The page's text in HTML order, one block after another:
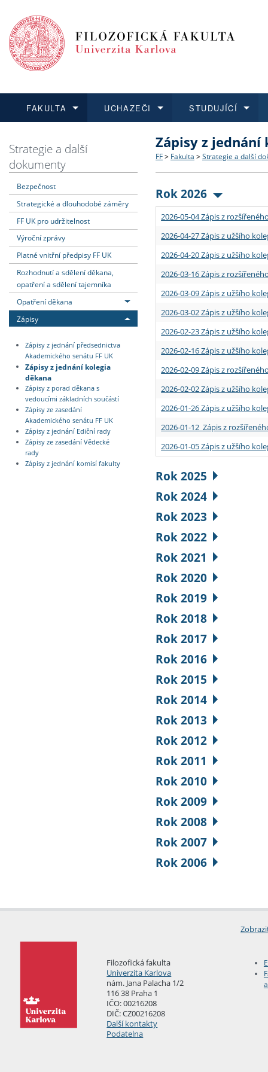
FAKULTA
Dozvědět se více
Struktura a historie
Strategie a další
Podpora a benefity pro
Absolventi fakulty
UCHAZEČI
Podat přihlášku
Co studovat a jak se
Učitelské studijní
Informace k průběhu
STUDUJÍCÍ
Dozvědět se více
Bakalářské a magisterské
Doktorské studium
Rigorózní řízení
Dozvědět se více
O vědě a výzkumu na FF
Akademické kvalifikace
Granty a projekty
Dozvědět se více
Aktuální nabídky a
Vyjíždějící studenti
Přijíždějící studenti
Vyjíždějící zaměstnanci
Strategie a další
dokumenty
Bezpečnost
Strategické a dlouhodobé záměry
FF UK pro udržitelnost
Výroční zprávy
Platné vnitřní předpisy FF UK
Rozhodnutí a sdělení děkana,
opatření a sdělení tajemníka
Opatření děkana
Zápisy
Zápisy z jednání předsednictva
Akademického senátu FF UK
Zápisy z jednání kolegia
děkana
Zápisy z porad děkana s
vedoucími základních součástí
Zápisy ze zasedání
Akademického senátu FF UK
Zápisy z jednání Ediční rady
Zápisy ze zasedání Vědecké
rady
Zápisy z jednání komisí fakulty
Zápisy z jednání
FF > Fakulta > Strategie a další
Rok 2026
2026-05-04 Zápis z
2026-04-27 Zápis z užšího
2026-04-20 Zápis z užšího
2026-03-16 Zápis z
2026-03-09 Zápis z užšího
2026-03-02 Zápis z užšího
2026-02-23 Zápis z užšího
2026-02-16 Zápis z užšího
2026-02-09 Zápis z
2026-02-02 Zápis z užšího
2026-01-26 Zápis z užšího
2026-01-12 Zápis z
2026-01-05 Zápis z užšího
Rok 2025
Rok 2024
Rok 2023
Rok 2022
Rok 2021
Rok 2020
Rok 2019
Rok 2018
Rok 2017
Rok 2016
Rok 2015
Rok 2014
Rok 2013
Rok 2012
Rok 2011
Rok 2010
Rok 2009
Rok 2008
Rok 2007
Rok 2006
Filozofická fakulta
Univerzita Karlova
nám. Jana Palacha 1/2
116 38 Praha 1
IČO: 00216208
DIČ: CZ00216208
Další kontakty
Podatelna